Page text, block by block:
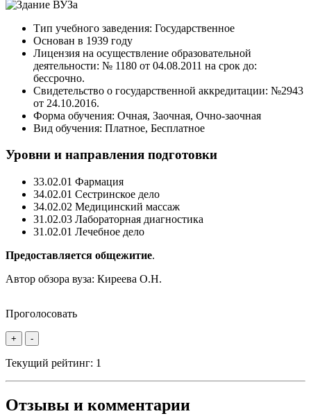
Тип учебного заведения: Государственное
Основан в 1939 году
Лицензия на осуществление образовательной
деятельности: № 1180 от 04.08.2011 на срок до:
бессрочно.
Свидетельство о государственной аккредитации: №2943
от 24.10.2016.
Форма обучения: Очная, Заочная, Очно-заочная
Вид обучения: Платное, Бесплатное
Уровни и направления подготовки
33.02.01 Фармация
34.02.01 Сестринское дело
34.02.02 Медицинский массаж
31.02.03 Лабораторная диагностика
31.02.01 Лечебное дело
Предоставляется общежитие.
Автор обзора вуза: Киреева О.Н.
Проголосовать
+ -
Текущий рейтинг: 1
Отзывы и комментарии